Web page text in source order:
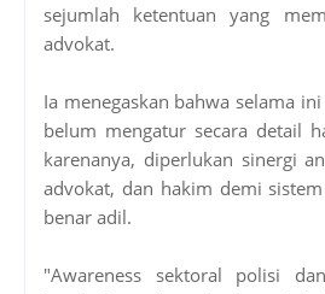
sejumlah ketentuan yang
advokat.
Ia menegaskan bahwa selama
belum mengatur secara detail
karenanya, diperlukan sinergi
advokat, dan hakim demi
benar adil.
"Awareness sektoral polisi